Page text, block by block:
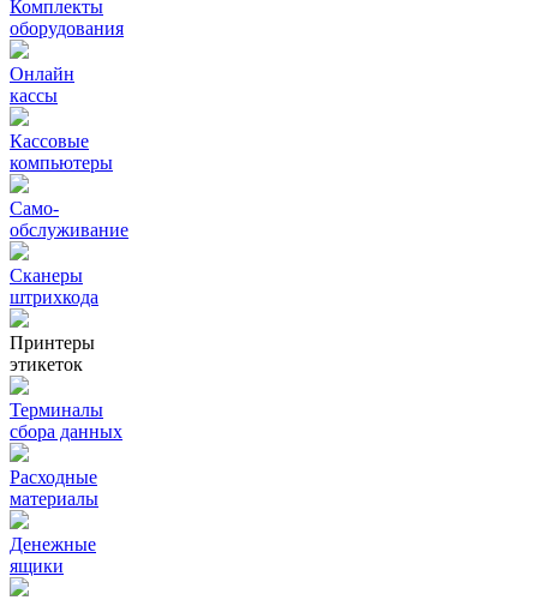
Комплекты
оборудования
Онлайн
кассы
Кассовые
компьютеры
Само-
обслуживание
Сканеры
штрихкода
Принтеры
этикеток
Терминалы
сбора данных
Расходные
материалы
Денежные
ящики